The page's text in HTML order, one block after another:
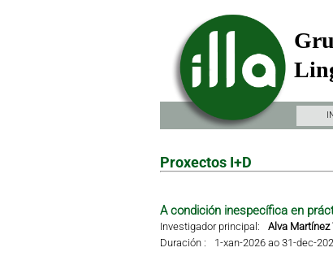
Proxectos I+D
A condición inespecífica en
Investigador principal:
Alva Martínez
Duración :
1-xan-2026 ao 31-dec-